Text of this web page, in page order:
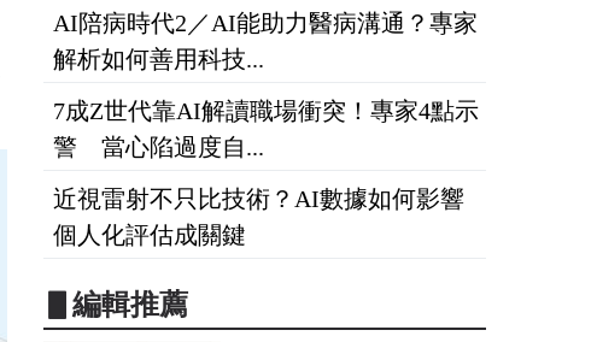
AI陪病時代2／AI能助力醫病溝通？專家
解析如何善用科技...
7成Z世代靠AI解讀職場衝突！專家4點示
警 當心陷過度自...
近視雷射不只比技術？AI數據如何影響
個人化評估成關鍵
▋編輯推薦